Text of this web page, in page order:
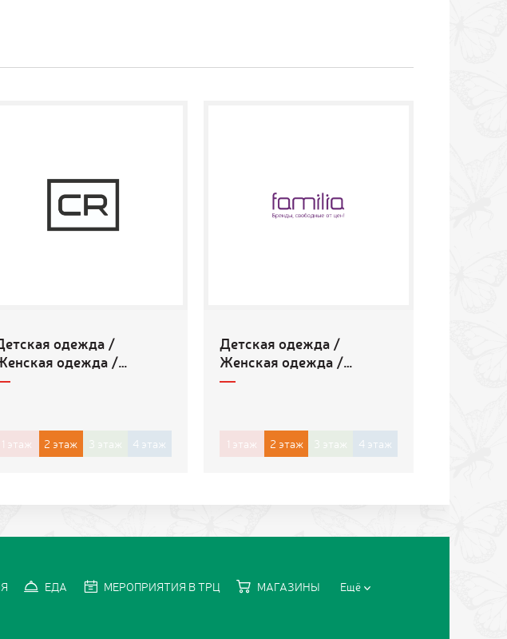
одежда /
одежда /
одежда
1 этаж 2 этаж 3 этаж 4 этаж
Детская одежда /
Женская одежда /
Мужская одежда / Обувь
1 этаж 2 этаж 3 этаж 4 этаж
ЕДА МЕРОПРИЯТИЯ В ТРЦ МАГАЗИНЫ Ещё